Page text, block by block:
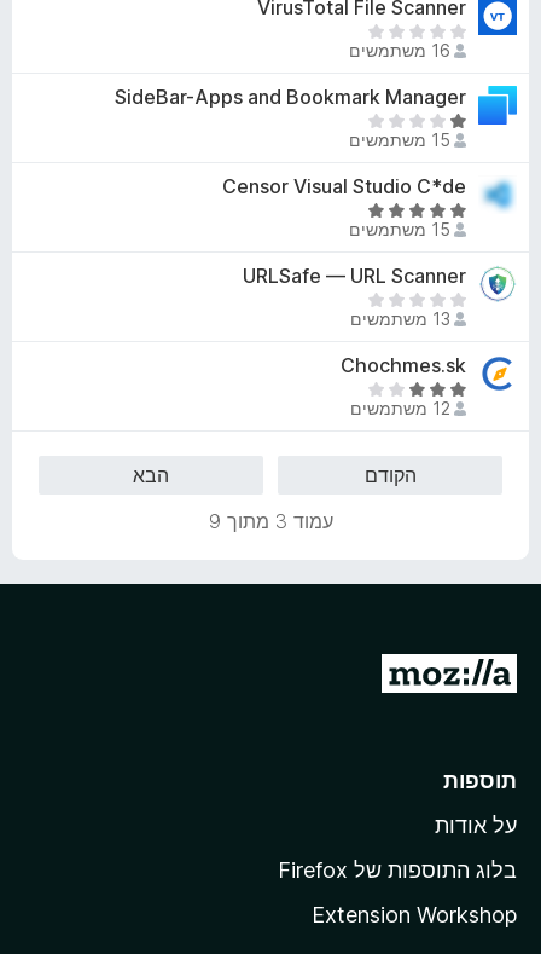
י
ן
5
מ
ת
ו
5
ג
מ
ת
ו
5
VirusTotal File Scanner
א
י
ד
י
ו
ג
י
ע
ד
י
ן
16 משתמשים
SideBar-Apps and Bookmark Manager
ד
י
ו
ג
מ
ת
ו
5
15 משתמשים
Censor Visual Studio C*de
ד
י
ג
מ
ת
ו
15 משתמשים
URLSafe — URL Scanner
א
י
ד
י
ד
ן
13 משתמשים
Chochmes.sk
ד
י
12 משתמשים
הקודם
הבא
עמוד 3 מתוך 9
מ
ד
ף
ב
תוספות
על אודות
בלוג התוספות של Firefox
Extension Workshop